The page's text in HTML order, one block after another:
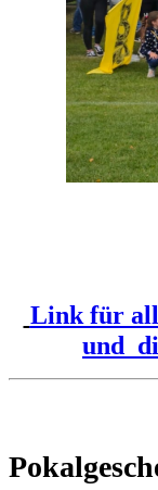
Link für
und